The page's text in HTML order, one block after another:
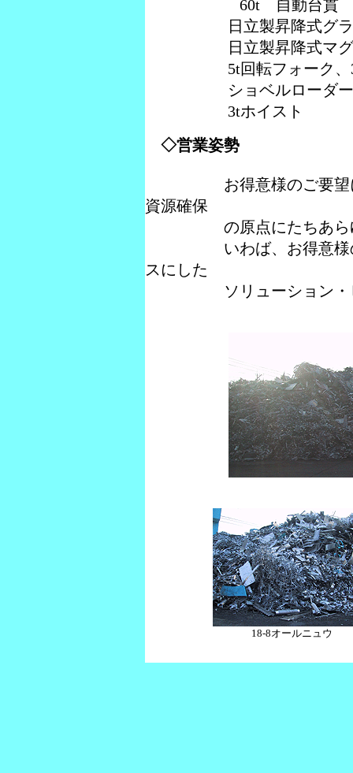
60t 自動台貫
日立製昇降式グラ
日立製昇降式マグネ
5t回転フォーク、3t
ショベルローダー
3tホイスト
◇営業姿勢
お得意様のご要望に［
資源確保
の原点にたちあらゆる
いわば、お得意様の問
スにした
ソリューション・ビジ
18-8オールニュウ